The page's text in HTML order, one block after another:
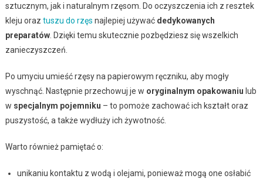
sztucznym, jak i naturalnym rzęsom. Do oczyszczenia ich z resztek
kleju oraz tuszu do rzęs najlepiej używać dedykowanych
preparatów. Dzięki temu skutecznie pozbędziesz się wszelkich
zanieczyszczeń.
Po umyciu umieść rzęsy na papierowym ręczniku, aby mogły
wyschnąć. Następnie przechowuj je w oryginalnym opakowaniu lub
w specjalnym pojemniku – to pomoże zachować ich kształt oraz
puszystość, a także wydłuży ich żywotność.
Warto również pamiętać o:
unikaniu kontaktu z wodą i olejami, ponieważ mogą one osłabić